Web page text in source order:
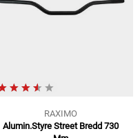
RAXIMO
Alumin.Styre Street Bredd 730